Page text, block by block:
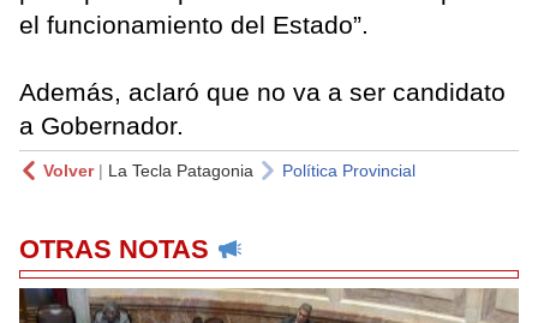
el funcionamiento del Estado”.
Además, aclaró que no va a ser candidato
a Gobernador.
Volver| La Tecla Patagonia Política Provincial
OTRAS NOTAS